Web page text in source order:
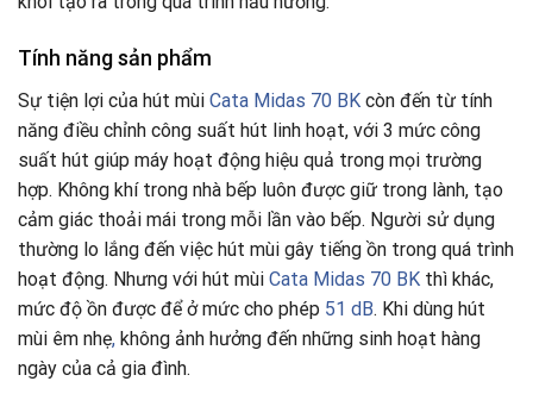
Tính năng sản phẩm
Sự tiện lợi của hút mùi Cata Midas 70 BK còn đến từ tính
năng điều chỉnh công suất hút linh hoạt, với 3 mức công
suất hút giúp máy hoạt động hiệu quả trong mọi trường
hợp. Không khí trong nhà bếp luôn được giữ trong lành, tạo
cảm giác thoải mái trong mỗi lần vào bếp. Người sử dụng
thường lo lắng đến việc hút mùi gây tiếng ồn trong quá trình
hoạt động. Nhưng với hút mùi Cata Midas 70 BK thì khác,
mức độ ồn được để ở mức cho phép 51 dB. Khi dùng hút
mùi êm nhẹ, không ảnh hưởng đến những sinh hoạt hàng
ngày của cả gia đình.